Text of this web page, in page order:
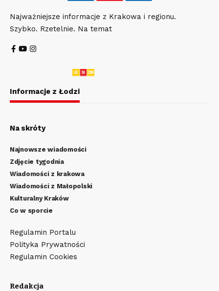
Najważniejsze informacje z Krakowa i regionu.
Szybko. Rzetelnie. Na temat
Informacje z Łodzi
Na skróty
Najnowsze wiadomości
Zdjęcie tygodnia
Wiadomości z krakowa
Wiadomości z Małopolski
Kulturalny Kraków
Co w sporcie
Regulamin Portalu
Polityka Prywatności
Regulamin Cookies
Redakcja